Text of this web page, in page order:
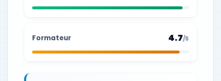
Formateur 4.7/5